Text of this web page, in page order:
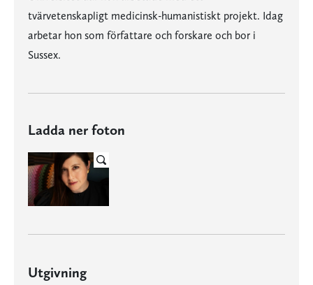
tvärvetenskapligt medicinsk-humanistiskt projekt. Idag
arbetar hon som författare och forskare och bor i
Sussex.
Ladda ner foton
Utgivning